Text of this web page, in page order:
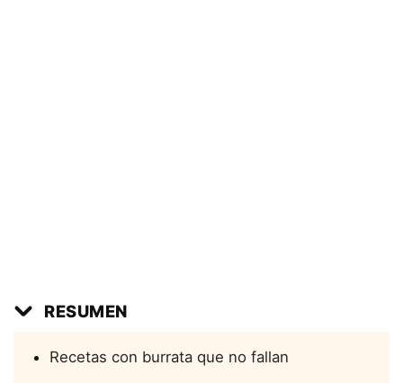
RESUMEN
Recetas con burrata que no fallan